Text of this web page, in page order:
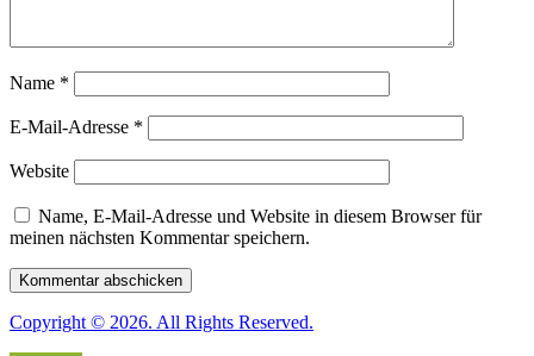
Name *
E-Mail-Adresse *
Website
Name, E-Mail-Adresse und Website in diesem Browser für
meinen nächsten Kommentar speichern.
Copyright © 2026. All Rights Reserved.